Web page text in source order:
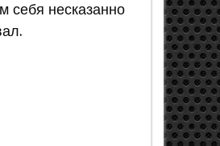
себя несказанно